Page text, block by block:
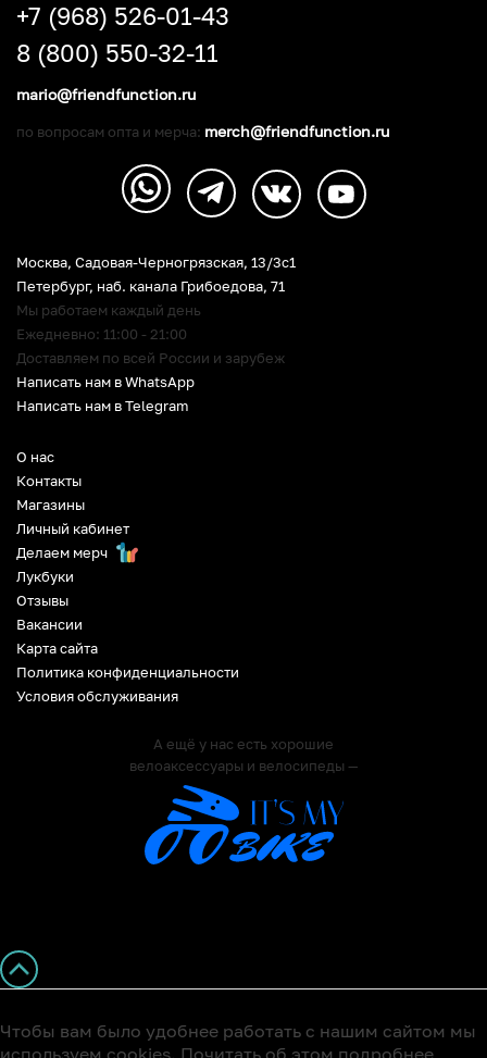
О нас
Контакты
Магазины
Личный кабинет
Делаем мерч
Лукбуки
Отзывы
Вакансии
Карта сайта
Политика конфиденциальности
Условия обслуживания
А ещё у нас есть хорошие
велоаксессуары и велосипеды —
Москва, Садовая-Черногрязская, 13/3c1
Петербург, наб. канала Грибоедова, 71
Мы работаем каждый день
Ежедневно: 11:00 - 21:00
Доставляем по всей России и зарубеж
Написать нам в WhatsApp
Написать нам в Telegram
+7 (968) 526-01-43
8 (800) 550-32-11
mario@friendfunction.ru
по вопросам опта и мерча: merch@friendfunction.ru
Чтобы вам было удобнее работать с нашим сайтом мы